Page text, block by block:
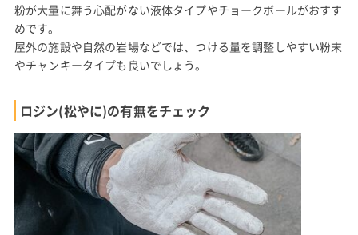
粉が大量に舞う心配がない液体タイプやチョークボールがおすす
めです。
屋外の施設や自然の岩場などでは、つける量を調整しやすい粉末
やチャンキータイプも良いでしょう。
ロジン(松やに)の有無をチェック